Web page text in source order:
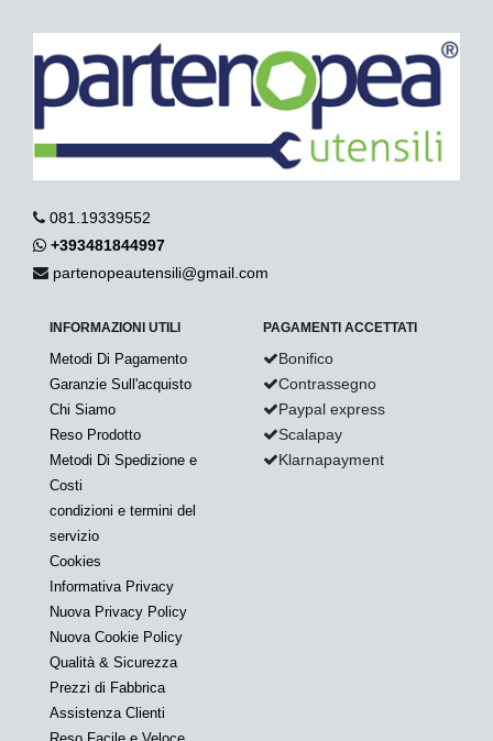
081.19339552
+393481844997
partenopeautensili@gmail.com
INFORMAZIONI UTILI
Metodi Di Pagamento
Garanzie Sull'acquisto
Chi Siamo
Reso Prodotto
Metodi Di Spedizione e
Costi
condizioni e termini del
servizio
Cookies
Informativa Privacy
Nuova Privacy Policy
Nuova Cookie Policy
Qualità & Sicurezza
Prezzi di Fabbrica
Assistenza Clienti
PAGAMENTI ACCETTATI
Bonifico
Contrassegno
Paypal express
Scalapay
Klarnapayment